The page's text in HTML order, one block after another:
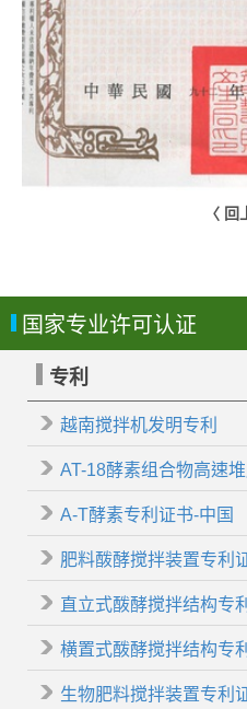
〈
国家专业许可认证
专利
越南搅拌机发明专利
AT-18酵素组合物高速
A-T酵素专利证书-中国
肥料酦酵搅拌装置专利
直立式酦酵搅拌结构专
横置式酦酵搅拌结构专
生物肥料搅拌装置专利